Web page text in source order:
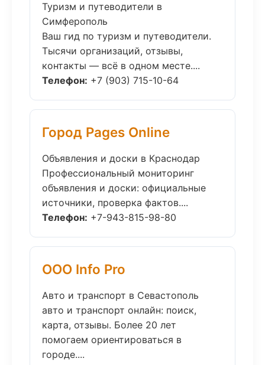
Туризм и путеводители в
Симферополь
Ваш гид по туризм и путеводители.
Тысячи организаций, отзывы,
контакты — всё в одном месте....
Телефон: +7 (903) 715-10-64
Город Pages Online
Объявления и доски в Краснодар
Профессиональный мониторинг
объявления и доски: официальные
источники, проверка фактов....
Телефон: +7-943-815-98-80
ООО Info Pro
Авто и транспорт в Севастополь
авто и транспорт онлайн: поиск,
карта, отзывы. Более 20 лет
помогаем ориентироваться в
городе....